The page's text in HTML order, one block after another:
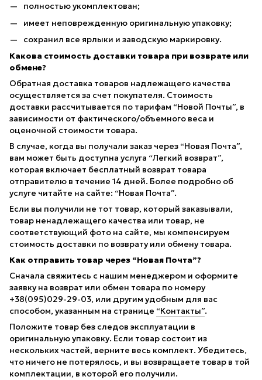
полностью укомплектован;
имеет неповрежденную оригинальную упаковку;
сохранил все ярлыки и заводскую маркировку.
Какова стоимость доставки товара при возврате или
обмене?
Обратная доставка товаров надлежащего качества
осуществляется за счет покупателя. Стоимость
доставки рассчитывается по тарифам “Новой Почты”, в
зависимости от фактического/объемного веса и
оценочной стоимости товара.
В случае, когда вы получали заказ через “Новая Почта”,
вам может быть доступна услуга “Легкий возврат”,
которая включает бесплатный возврат товара
отправителю в течение 14 дней. Более подробно об
услуге читайте на сайте: “Новая Почта”.
Если вы получили не тот товар, который заказывали,
товар ненадлежащего качества или товар, не
соответствующий фото на сайте, мы компенсируем
стоимость доставки по возврату или обмену товара.
Как отправить товар через “Новая Почта”?
Сначала свяжитесь с нашим менеджером и оформите
заявку на возврат или обмен товара по номеру
+38(095)029-29-03, или другим удобным для вас
способом, указанным на странице “Контакты”.
Положите товар без следов эксплуатации в
оригинальную упаковку. Если товар состоит из
нескольких частей, верните весь комплект. Убедитесь,
что ничего не потерялось, и вы возвращаете товар в той
комплектации, в которой его получили.